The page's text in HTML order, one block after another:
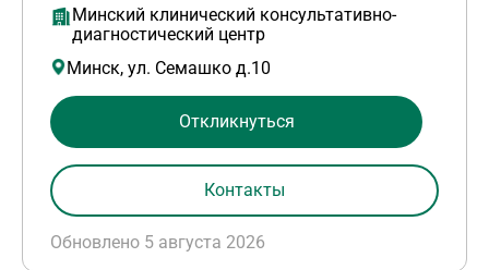
Минский клинический консультативно-
диагностический центр
Минск, ул. Семашко д.10
Обновлено 5 августа 2026
Откликнуться
Контакты